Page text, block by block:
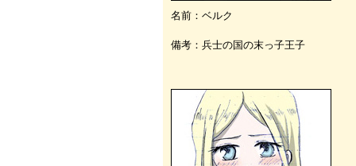
名前：ベルク
備考：兵士の国の末っ子王子